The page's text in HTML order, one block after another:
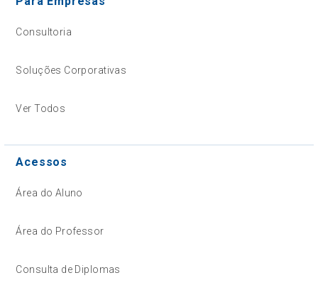
Consultoria
Soluções Corporativas
Ver Todos
Acessos
Área do Aluno
Área do Professor
Consulta de Diplomas